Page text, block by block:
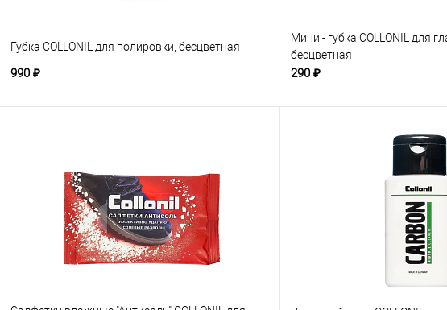
Губка COLLONIL для полировки, бесцветная
990 ₽
Мини - губка COLLONIL для
бесцветная
290 ₽